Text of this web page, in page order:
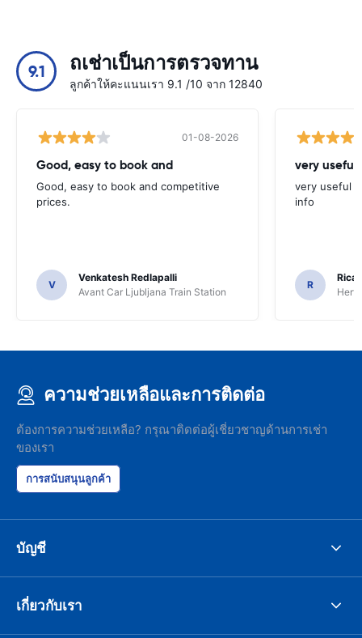
9.1 ถเช่าเป็นการตรวจทาน
ลูกค้าให้คะแนนเรา 9.1 /10 จาก 12840
01-08-2026
Good, easy to book and
Good, easy to book and competitive
prices.
V
Venkatesh Redlapalli
Avant Car Ljubljana Train Station
very useful
very useful
info
R
ความช่วยเหลือและการติดต่อ
ต้องการความช่วยเหลือ? กรุณาติดต่อผู้เชี่ยวชาญด้านการเช่า
ของเรา
การสนับสนุนลูกค้า
บัญชี
เกี่ยวกับเรา